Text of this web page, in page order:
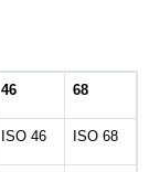
46 68
ISO 46 ISO 68